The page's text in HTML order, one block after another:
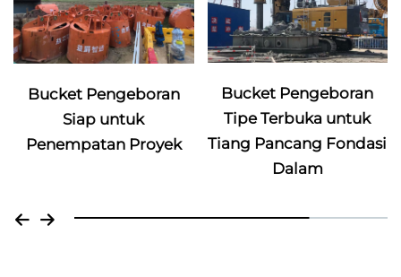
Bucket Pengeboran
Siap untuk
Penempatan Proyek
Bucket Pengeboran
Tipe Terbuka untuk
Tiang Pancang Fondasi
Dalam